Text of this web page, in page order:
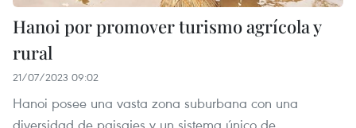
Hanoi por promover turismo agrícola y
rural
21/07/2023 09:02
Hanoi posee una vasta zona suburbana con una